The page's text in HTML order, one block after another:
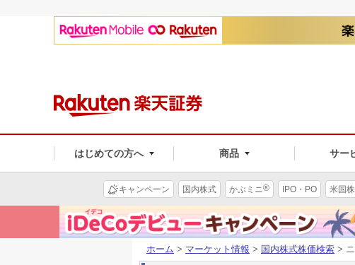
はじめての方へ 商品 サー
キャンペーン 国内株式 かぶミニ® IPO・PO 米国
ホーム > マーケット情報 > 国内株式株価検索 >